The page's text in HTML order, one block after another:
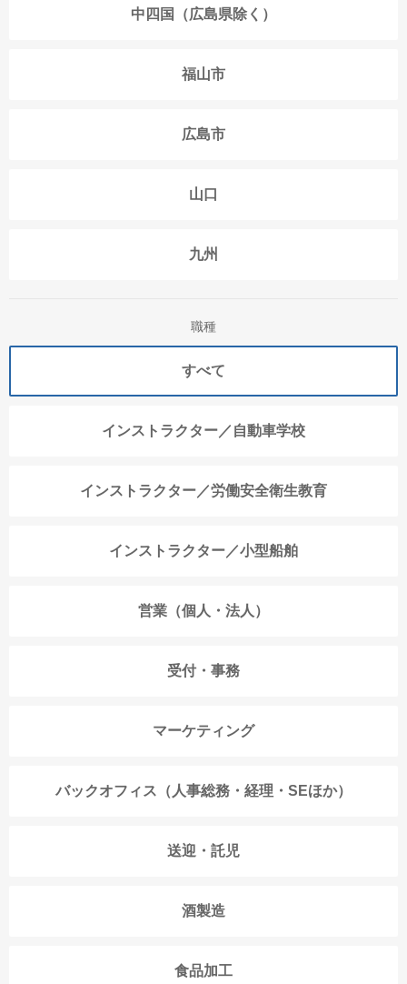
中四国（広島県除く）
福山市
広島市
山口
九州
職種
すべて
インストラクター／自動車学校
インストラクター／労働安全衛生教育
インストラクター／小型船舶
営業（個人・法人）
受付・事務
マーケティング
バックオフィス（人事総務・経理・SEほか）
送迎・託児
酒製造
食品加工